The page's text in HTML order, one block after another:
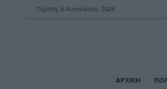
Πέμπτη, 6 Αυγούστου, 2026
ΑΡΧΙΚΉ